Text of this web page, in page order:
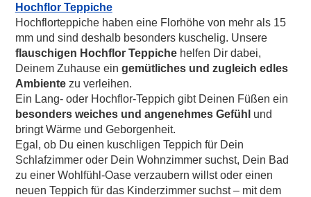
Hochflor Teppiche
Hochflorteppiche haben eine Florhöhe von mehr als 15
mm und sind deshalb besonders kuschelig. Unsere
flauschigen Hochflor Teppichehelfen Dir dabei,
Deinem Zuhause ein gemütliches und zugleich edles
Ambientezu verleihen.
Ein Lang- oder Hochflor-Teppich gibt Deinen Füßen ein
besonders weiches und angenehmes Gefühl und
bringt Wärme und Geborgenheit.
Egal, ob Du einen kuschligen Teppich für Dein
Schlafzimmer oder Dein Wohnzimmer suchst, Dein Bad
zu einer Wohlfühl-Oase verzaubern willst oder einen
neuen Teppich für das Kinderzimmer suchst – mit dem